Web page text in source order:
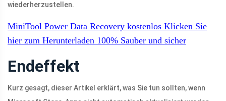
wiederherzustellen.
MiniTool Power Data Recovery kostenlos Klicken Sie
hier zum Herunterladen 100% Sauber und sicher
Endeffekt
Kurz gesagt, dieser Artikel erklärt, was Sie tun sollten, wenn